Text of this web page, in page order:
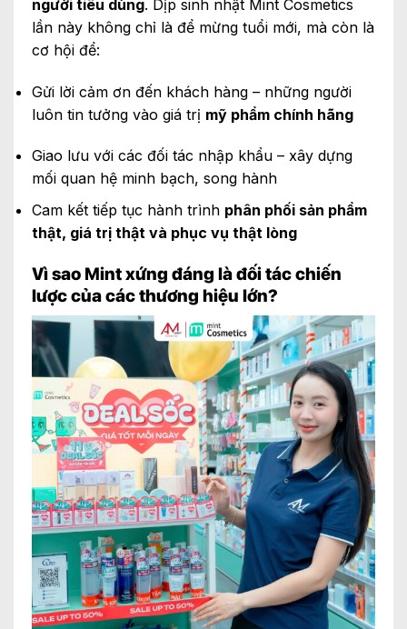
người tiêu dùng. Dịp sinh nhật Mint Cosmetics
lần này không chỉ là để mừng tuổi mới, mà còn là
cơ hội để:
Gửi lời cảm ơn đến khách hàng – những người
luôn tin tưởng vào giá trị mỹ phẩm chính hãng
Giao lưu với các đối tác nhập khẩu – xây dựng
mối quan hệ minh bạch, song hành
Cam kết tiếp tục hành trình phân phối sản phẩm
thật, giá trị thật và phục vụ thật lòng
Vì sao Mint xứng đáng là đối tác chiến
lược của các thương hiệu lớn?